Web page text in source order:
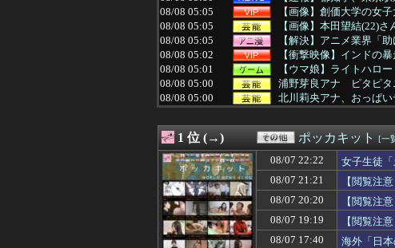
08/08 05:05
【画像】創価大学の女
08/08 05:05
【画像】本田望結(22)
08/08 05:05
【解決】アニメ業界「
08/08 05:02
【衝撃映像】インドの
08/08 05:01
【ウマ娘】ライトハロ
08/08 05:00
浦野芽良アナ ピタピタ
08/08 05:00
北川莉央アナ、おっぱ
08/08 05:00
【悲報】チーター、無
08/08 05:00
みい山作者・亜月ねね
08/08 05:00
【セール】Amazonデバ
08/08 05:00
高市総理「物価上昇を
08/08 05:00
【画像】ピクルスピザ
08/08 05:00
韓国人「スペースX上場
08/08 04:56
MARC JACOBS、2026
08/08 04:56
【UNTITLED】日常をパ
08/08 04:56
パリ発「JACQUES LE
1 位 (→) ポッカキット [一
08/07 22:22
女子生徒
08/07 21:21
【閲覧注
08/07 20:20
【閲覧注
08/07 19:19
【閲覧注
08/07 17:40
海外「日